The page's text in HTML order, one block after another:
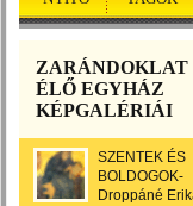
ZARÁNDOKLAT
ÉLŐ EGYHÁZ
KÉPGALÉRIÁI
SZENTEK ÉS
BOLDOGOK-
Droppáné